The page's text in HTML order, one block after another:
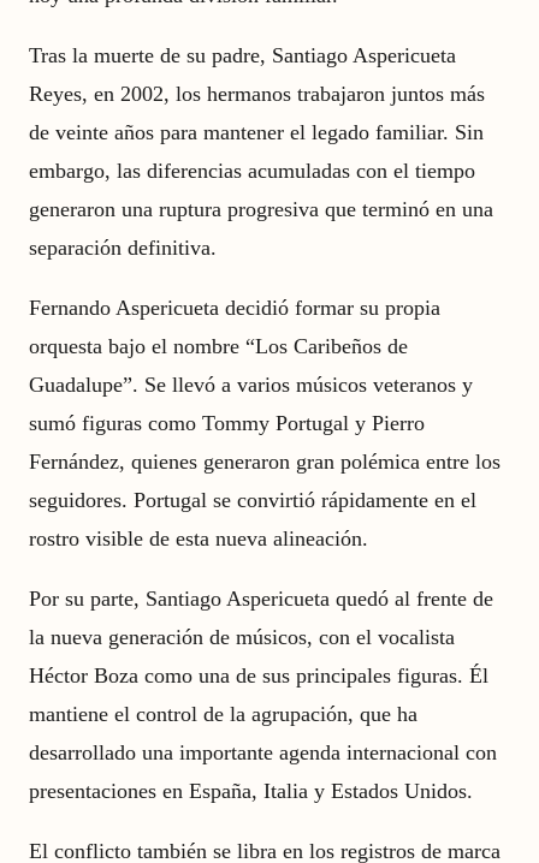
Tras la muerte de su padre, Santiago Aspericueta
Reyes, en 2002, los hermanos trabajaron juntos más
de veinte años para mantener el legado familiar. Sin
embargo, las diferencias acumuladas con el tiempo
generaron una ruptura progresiva que terminó en una
separación definitiva.
Fernando Aspericueta decidió formar su propia
orquesta bajo el nombre “Los Caribeños de
Guadalupe”. Se llevó a varios músicos veteranos y
sumó figuras como Tommy Portugal y Pierro
Fernández, quienes generaron gran polémica entre los
seguidores. Portugal se convirtió rápidamente en el
rostro visible de esta nueva alineación.
Por su parte, Santiago Aspericueta quedó al frente de
la nueva generación de músicos, con el vocalista
Héctor Boza como una de sus principales figuras. Él
mantiene el control de la agrupación, que ha
desarrollado una importante agenda internacional con
presentaciones en España, Italia y Estados Unidos.
El conflicto también se libra en los registros de marca